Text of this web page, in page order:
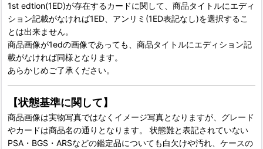
1st edtion(1ED)が存在するカードに関して、商品タイトルにエディ
ション記載がなければ1ED、アンリミ(1ED表記なし)を選択するこ
とは出来ません。
商品画像が1edの画像であっても、商品タイトルにエディション記
載がなければ同様となります。
あらかじめご了承ください。
【状態基準に関して】
商品画像は実物写真ではなくイメージ写真となりますが、グレード
やカードは商品名の通りとなります。 状態難と表記されていない
PSA・BGS・ARSなどの鑑定品についても白欠けや汚れ、ケースの